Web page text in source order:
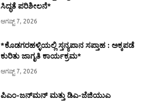
ಸಿದ್ಧತೆ ಪರಿಶೀಲನೆ*
ಆಗಷ್ಟ್ 7, 2026
*ಕೊಡಗರಹಳ್ಳಿಯಲ್ಲಿ ಸ್ತನ್ಯಪಾನ ಸಪ್ತಾಹ : ಅಕ್ಕಪಡೆ
ಕುರಿತು ಜಾಗೃತಿ ಕಾರ್ಯಕ್ರಮ*
ಆಗಷ್ಟ್ 7, 2026
ಪಿಎಂ-ಜನ್‍ಮನ್ ಮತ್ತು ಡಿಎ-ಜೆಜಿಯುಎ